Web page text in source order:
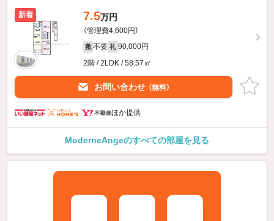
新着 7.5万円
（管理費4,600円）
敷 不要 礼 90,000円
2階 / 2LDK / 58.57㎡
お問い合わせ （無料）
ほか提供
ModerneAngeのすべての部屋を見る